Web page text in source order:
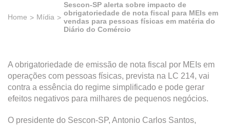
Home Mídia
Sescon-SP alerta sobre impacto de
obrigatoriedade de nota fiscal para MEIs em
vendas para pessoas físicas em matéria do
Diário do Comércio
A obrigatoriedade de emissão de nota fiscal por MEIs em
operações com pessoas físicas, prevista na LC 214, vai
contra a essência do regime simplificado e pode gerar
efeitos negativos para milhares de pequenos negócios.
O presidente do Sescon-SP, Antonio Carlos Santos,